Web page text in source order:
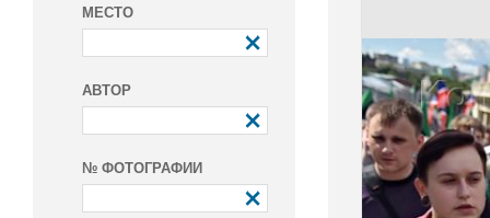
МЕСТО
АВТОР
№ ФОТОГРАФИИ